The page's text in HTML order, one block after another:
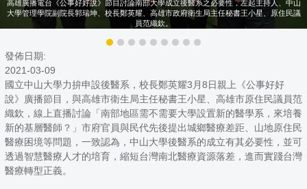
高雄廣播電台《公事好好說》節目討論南部大學成立後醫系之必要性，左起主持人、中山
大學管理學院副院長郭瑞坤、校長鄭英耀、高雄市政府衛生局主任秘書王小星、原住民議
員范織欽。
發佈日期:
2021-03-09
國立中山大學力拚申設後醫系，校長鄭英耀3月8日親上《公事好好
說》廣播節目，與高雄市衛生局主任秘書王小星、高雄市原住民議員范
織欽，線上直播討論「南部地區需不需要大學設置新的醫學系，來培養
新的基層醫師？」市府官員與民代先後提出城鄉醫療差距、山地原住民
醫療困境等問題，一致認為，中山大學後醫系的成立有其必要性，並可
透過智慧醫療人才的培育，縮短台灣南北醫療資源落差，進而實踐台灣
醫療轉型正義。